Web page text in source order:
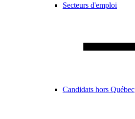
Secteurs d'emploi
Candidats hors Québec